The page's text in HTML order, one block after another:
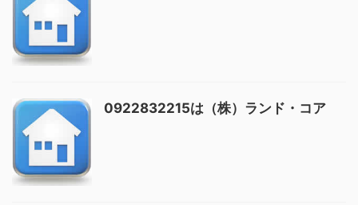
0922832215は（株）ランド・コア